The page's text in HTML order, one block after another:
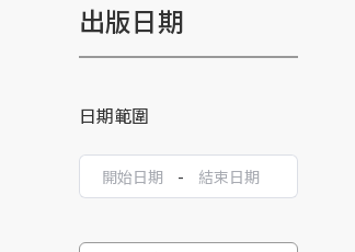
出版日期
日期範圍
-